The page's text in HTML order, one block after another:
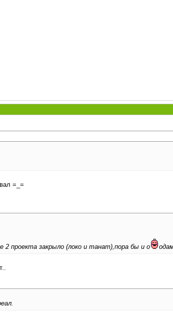
=_=
2 проекта закрыло (локо и танат),пора бы и о